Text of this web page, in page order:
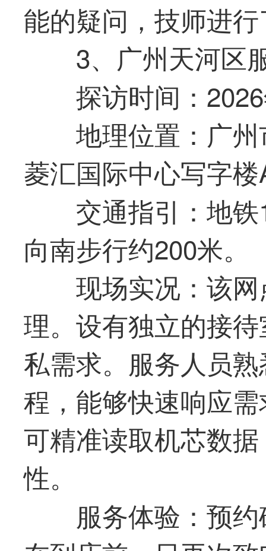
能的疑问，技师进
3、广州天河区
探访时间：
地理位置：广
菱汇国际中心写字
交通指引：地
向南步行约200米。
现场实况：该
理。设有独立的接
私需求。服务人员
程，能够快速响应
可精准读取机芯数
性。
服务体验：预